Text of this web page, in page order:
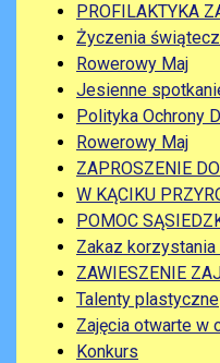
PROFILAKTYKA
Życzenia
Rowerowy Maj
Jesienne
Polityka Ochrony
Rowerowy Maj
ZAPROSZENIE
W KĄCIKU
POMOC
Zakaz
ZAWIESZENIE
Talenty plastyczne
Zajęcia otwarte w
Konkurs